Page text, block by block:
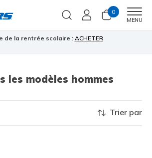
0
MENU
de la rentrée scolaire : ACHETER
les modèles hommes
Trier par